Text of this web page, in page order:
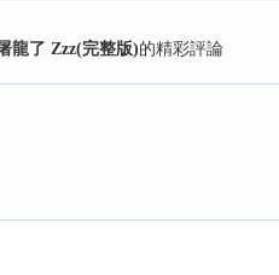
龍了 Zzz(完整版)的精彩評論